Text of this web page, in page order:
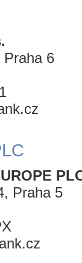
Praha 6
Praha 5